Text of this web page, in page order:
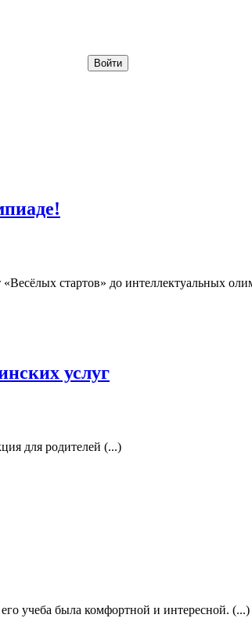
Войти
стартов» до интеллектуальных
услуг
для родителей (...)
учеба была комфортной и интересной. (...)